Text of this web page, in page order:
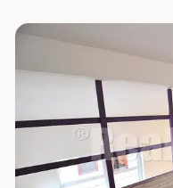
Zoznam nehnuteľností